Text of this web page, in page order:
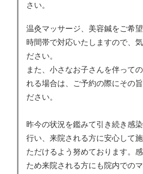
さい。
温灸マッサージ、美容鍼をご希
時間帯で対応いたしますので、
ださい。
また、小さなお子さんを伴って
れる場合は、ご予約の際にその
ださい。
昨今の状況を鑑みて引き続き感
行い、来院される方に安心して
ただけるよう努めております。
ため来院される方にも院内での